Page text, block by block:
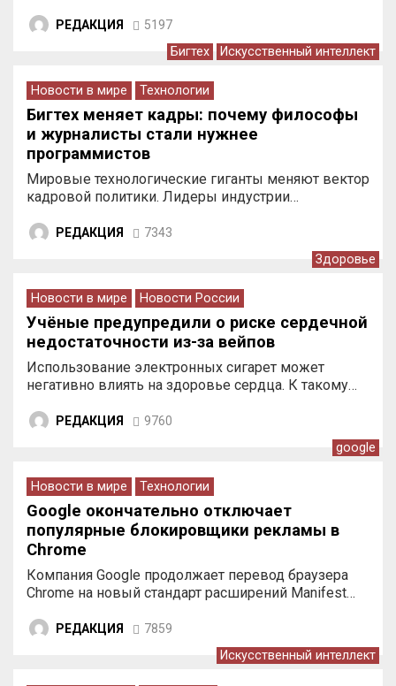
РЕДАКЦИЯ 5197
Бигтех Искусственный интеллект
Новости в мире Технологии
Бигтех меняет кадры: почему философы
и журналисты стали нужнее
программистов
Мировые технологические гиганты меняют вектор
кадровой политики. Лидеры индустрии…
РЕДАКЦИЯ 7343
Здоровье
Новости в мире Новости России
Учёные предупредили о риске сердечной
недостаточности из-за вейпов
Использование электронных сигарет может
негативно влиять на здоровье сердца. К такому…
РЕДАКЦИЯ 9760
google
Новости в мире Технологии
Google окончательно отключает
популярные блокировщики рекламы в
Chrome
Компания Google продолжает перевод браузера
Chrome на новый стандарт расширений Manifest…
РЕДАКЦИЯ 7859
Искусственный интеллект